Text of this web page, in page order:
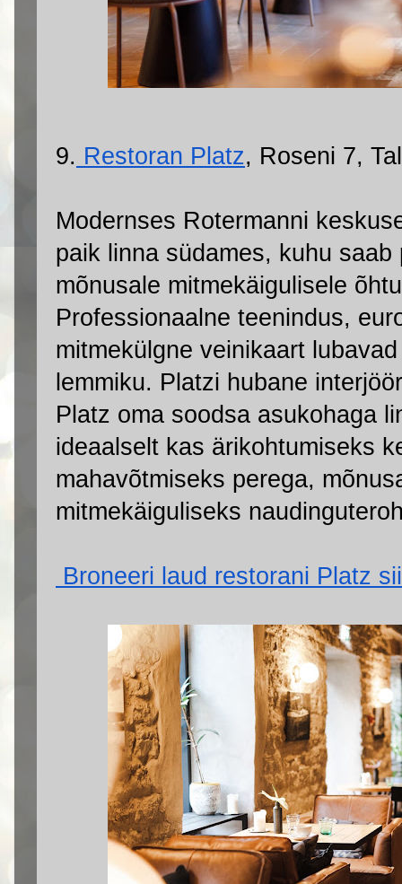
9. Restoran Platz, Roseni 7,
Modernses Rotermanni
paik linna südames, kuhu
mõnusale mitmekäigulisele
Professionaalne teenindus,
mitmekülgne veinikaart
lemmiku. Platzi hubane
Platz oma soodsa asukohaga
ideaalselt kas ärikohtumiseks
mahavõtmiseks perega,
mitmekäiguliseks
Broneeri laud restorani Platz